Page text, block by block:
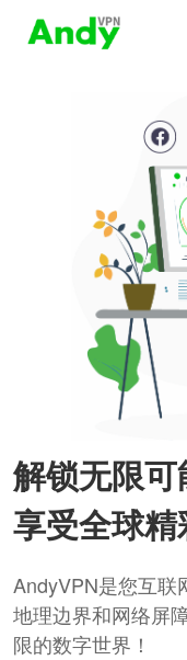
解锁无限可
享受全球精
AndyVPN是您互联
地理边界和网络屏
限的数字世界！